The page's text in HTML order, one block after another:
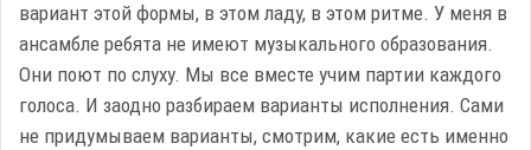
вариант этой формы, в этом ладу, в этом ритме. У меня в
ансамбле ребята не имеют музыкального образования.
Они поют по слуху. Мы все вместе учим партии каждого
голоса. И заодно разбираем варианты исполнения. Сами
не придумываем варианты, смотрим, какие есть именно